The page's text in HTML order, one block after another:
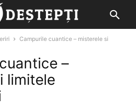
Campurile cuantice – misterele si
–
limitele